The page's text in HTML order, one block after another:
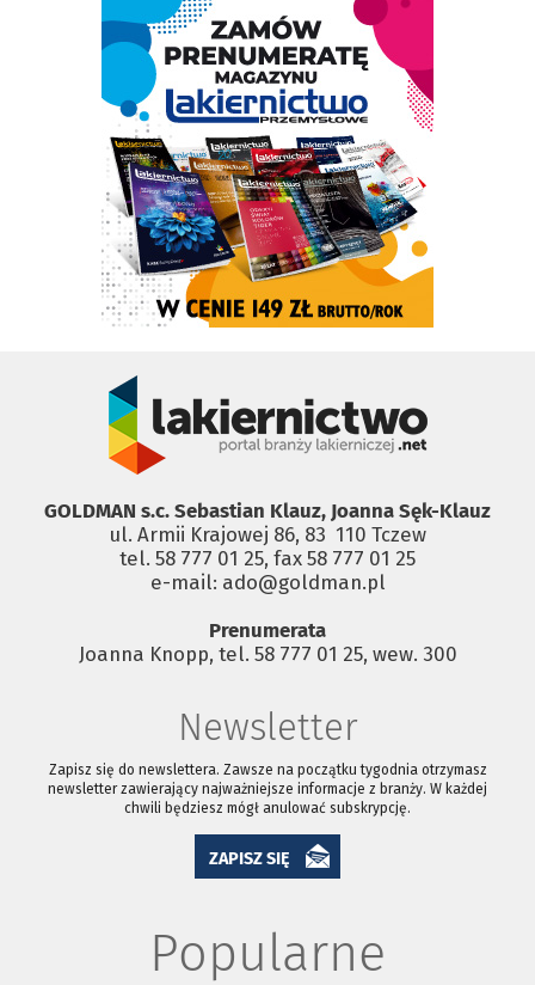
GOLDMAN s.c. Sebastian Klauz, Joanna Sęk-Klauz
ul. Armii Krajowej 86, 83 ­ 110 Tczew
tel. 58 777 01 25, fax 58 777 01 25
e-mail: ado@goldman.pl
Prenumerata
Joanna Knopp, tel. 58 777 01 25, wew. 300
Newsletter
Zapisz się do newslettera. Zawsze na początku tygodnia otrzymasz
newsletter zawierający najważniejsze informacje z branży. W każdej
chwili będziesz mógł anulować subskrypcję.
ZAPISZ SIĘ
Popularne